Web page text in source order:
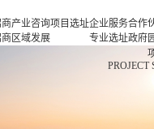
产业咨询
区域发展
项目选址企业服务
专业选址
投融资服
合作
政府
企业
行业
PROJECT